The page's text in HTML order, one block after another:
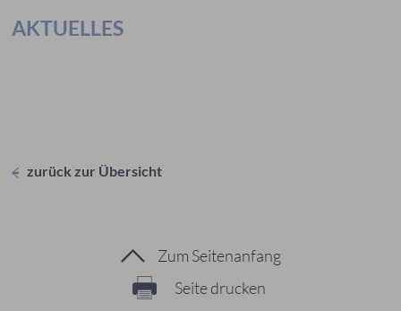
AKTUELLES
zurück zur Übersicht
Zum Seitenanfang
Seite drucken